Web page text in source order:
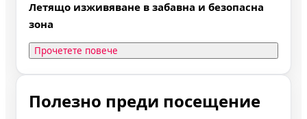
Летящо изживяване в забавна и безопасна
зона
Прочетете повече
Полезно преди посещение